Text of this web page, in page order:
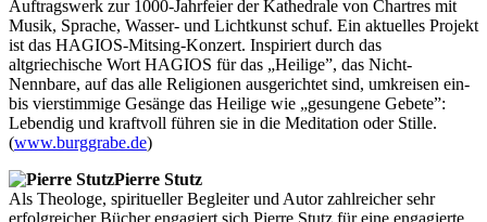
Auftragswerk zur 1000-Jahrfeier der Kathedrale von Chartres mit
Musik, Sprache, Wasser- und Lichtkunst schuf. Ein aktuelles Projekt
ist das HAGIOS-Mitsing-Konzert. Inspiriert durch das
altgriechische Wort HAGIOS für das „Heilige”, das Nicht-
Nennbare, auf das alle Religionen ausgerichtet sind, umkreisen ein-
bis vierstimmige Gesänge das Heilige wie „gesungene Gebete”:
Lebendig und kraftvoll führen sie in die Meditation oder Stille.
(www.burggrabe.de)
Pierre Stutz
Als Theologe, spiritueller Begleiter und Autor zahlreicher sehr